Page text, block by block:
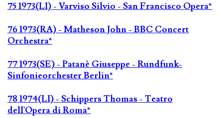
75 1973(LI) - Varviso Silvio - San Francisco Opera*
76 1973(RA) - Matheson John - BBC Concert
Orchestra*
77 1973(SE) - Patanè Giuseppe - Rundfunk-
Sinfonieorchester Berlin*
78 1974(LI) - Schippers Thomas - Teatro
dell'Opera di Roma*